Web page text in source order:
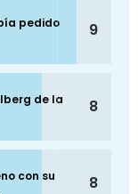
pedido
9
de la
8
con su
8